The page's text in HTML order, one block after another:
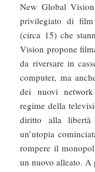
New Global
privilegiato di
(circa 15) che
Vision propone
da riversare in
computer, ma
dei nuovi
regime della
diritto alla libertà
un’utopia
rompere il
un nuovo alleato. A